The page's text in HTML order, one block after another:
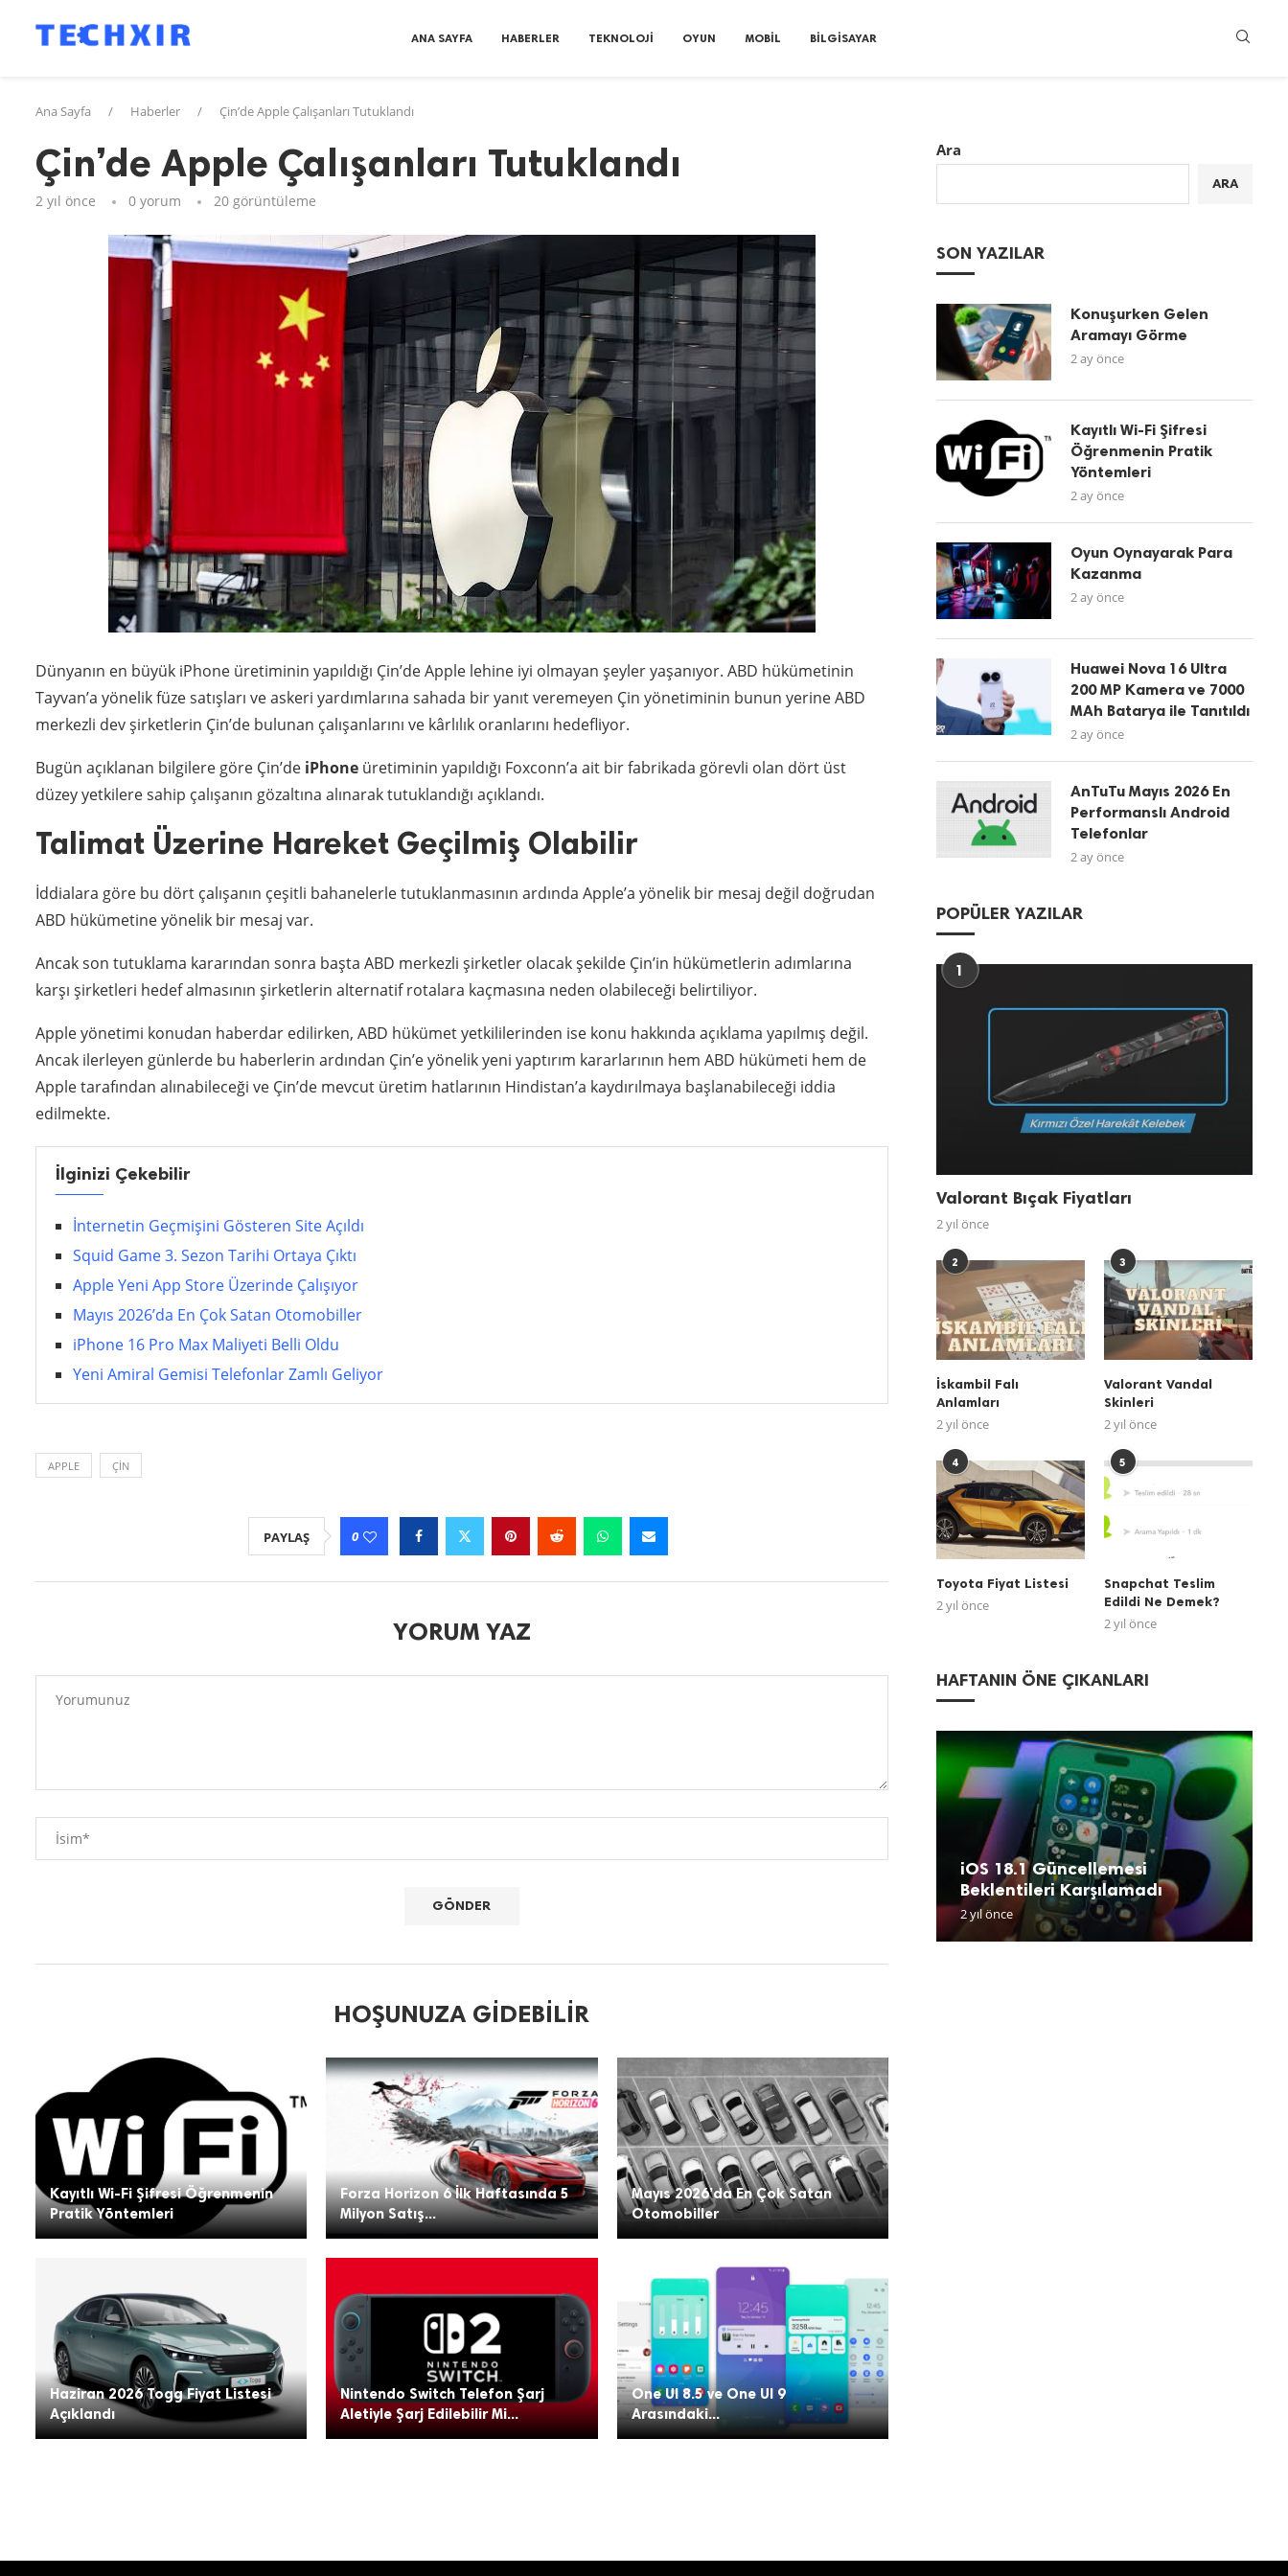
ANA SAYFA HABERLER TEKNOLOJI OYUN MOBIL BILGISAYAR
Ana Sayfa / Haberler / Çin’de Apple Çalışanları Tutuklandı
Çin’de Apple Çalışanları Tutuklandı
2 yıl önce 0 yorum 20 görüntüleme
Dünyanın en büyük iPhone üretiminin yapıldığı Çin’de Apple lehine iyi olmayan şeyler yaşanıyor. ABD hükümetinin
Tayvan’a yönelik füze satışları ve askeri yardımlarına sahada bir yanıt veremeyen Çin yönetiminin bunun yerine ABD
merkezli dev şirketlerin Çin’de bulunan çalışanlarını ve kârlılık oranlarını hedefliyor.
Bugün açıklanan bilgilere göre Çin’de iPhone üretiminin yapıldığı Foxconn’a ait bir fabrikada görevli olan dört üst
düzey yetkilere sahip çalışanın gözaltına alınarak tutuklandığı açıklandı.
Talimat Üzerine Hareket Geçilmiş Olabilir
İddialara göre bu dört çalışanın çeşitli bahanelerle tutuklanmasının ardında Apple’a yönelik bir mesaj değil doğrudan
ABD hükümetine yönelik bir mesaj var.
Ancak son tutuklama kararından sonra başta ABD merkezli şirketler olacak şekilde Çin’in hükümetlerin adımlarına
karşı şirketleri hedef almasının şirketlerin alternatif rotalara kaçmasına neden olabileceği belirtiliyor.
Apple yönetimi konudan haberdar edilirken, ABD hükümet yetkililerinden ise konu hakkında açıklama yapılmış değil.
Ancak ilerleyen günlerde bu haberlerin ardından Çin’e yönelik yeni yaptırım kararlarının hem ABD hükümeti hem de
Apple tarafından alınabileceği ve Çin’de mevcut üretim hatlarının Hindistan’a kaydırılmaya başlanabileceği iddia
edilmekte.
İlginizi Çekebilir
İnternetin Geçmişini Gösteren Site Açıldı
Squid Game 3. Sezon Tarihi Ortaya Çıktı
Apple Yeni App Store Üzerinde Çalışıyor
Mayıs 2026’da En Çok Satan Otomobiller
iPhone 16 Pro Max Maliyeti Belli Oldu
Yeni Amiral Gemisi Telefonlar Zamlı Geliyor
APPLE ÇIN
PAYLAŞ 0
YORUM YAZ
HOŞUNUZA GIDEBILIR
Kayıtlı Wi-Fi Şifresi Öğrenmenin
Pratik Yöntemleri
Forza Horizon 6 İlk Haftasında 5
Milyon Satış...
Mayıs 2026’da En Çok Satan
Otomobiller
Haziran 2026 Togg Fiyat Listesi
Açıklandı
Nintendo Switch Telefon Şarj
Aletiyle Şarj Edilebilir Mi...
One UI 8.5 ve One UI 9
Arasındaki...
Ara
ARA
SON YAZILAR
Konuşurken Gelen
Aramayı Görme
2 ay önce
Kayıtlı Wi-Fi Şifresi
Öğrenmenin Pratik
Yöntemleri
2 ay önce
Oyun Oynayarak Para
Kazanma
2 ay önce
Huawei Nova 16 Ultra
200 MP Kamera ve 7000
MAh Batarya ile Tanıtıldı
2 ay önce
AnTuTu Mayıs 2026 En
Performanslı Android
Telefonlar
2 ay önce
POPÜLER YAZILAR
1
Valorant Bıçak Fiyatları
2 yıl önce
2
İskambil Falı
Anlamları
2 yıl önce
3
Valorant Vandal
Skinleri
2 yıl önce
4
Toyota Fiyat Listesi
2 yıl önce
5
Snapchat Teslim
Edildi Ne Demek?
2 yıl önce
HAFTANIN ÖNE ÇIKANLARI
iOS 18.1 Güncellemesi
Beklentileri Karşılamadı
2 yıl önce